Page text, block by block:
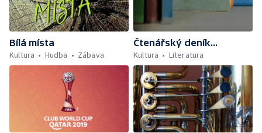
Bílá místa
Kultura
Hudba Zábava
Čtenářský deník...
Kultura
Literatura